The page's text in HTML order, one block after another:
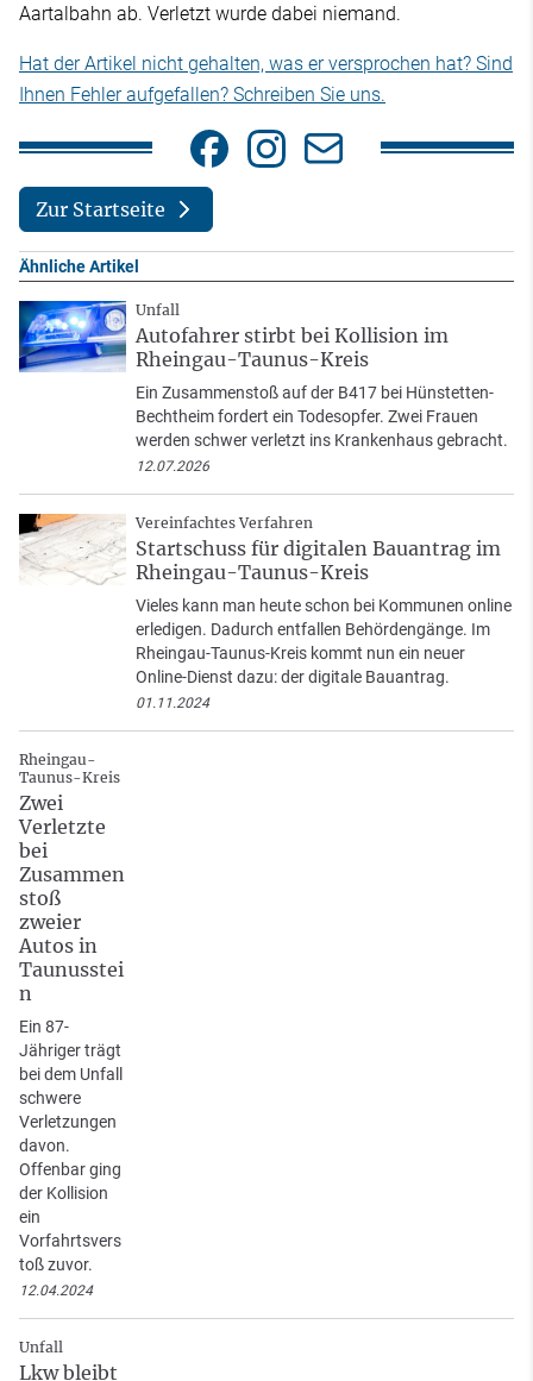
Aartalbahn ab. Verletzt wurde dabei niemand.
Hat der Artikel nicht gehalten, was er versprochen hat? Sind
Ihnen Fehler aufgefallen? Schreiben Sie uns.
Zur Startseite
Ähnliche Artikel
Unfall
Autofahrer stirbt bei Kollision im
Rheingau-Taunus-Kreis
Ein Zusammenstoß auf der B417 bei Hünstetten-
Bechtheim fordert ein Todesopfer. Zwei Frauen
werden schwer verletzt ins Krankenhaus gebracht.
12.07.2026
Vereinfachtes Verfahren
Startschuss für digitalen Bauantrag im
Rheingau-Taunus-Kreis
Vieles kann man heute schon bei Kommunen online
erledigen. Dadurch entfallen Behördengänge. Im
Rheingau-Taunus-Kreis kommt nun ein neuer
Online-Dienst dazu: der digitale Bauantrag.
01.11.2024
Rheingau-
Taunus-Kreis
Zwei
Verletzte
bei
Zusammen
stoß
zweier
Autos in
Taunusstei
n
Ein 87-
Jähriger trägt
bei dem Unfall
schwere
Verletzungen
davon.
Offenbar ging
der Kollision
ein
Vorfahrtsvers
toß zuvor.
12.04.2024
Unfall
Lkw bleibt